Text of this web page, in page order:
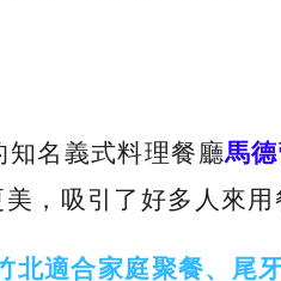
知名義式料理餐廳馬
，吸引了好多人來
北適合家庭聚餐、尾